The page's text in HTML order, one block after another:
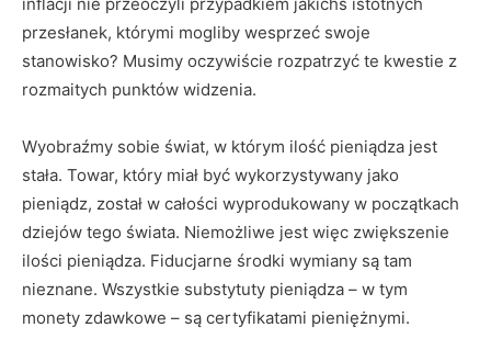
przesłanek, którymi mogliby wesprzeć swoje
stanowisko? Musimy oczywiście rozpatrzyć te kwestie z
rozmaitych punktów widzenia.
Wyobraźmy sobie świat, w którym ilość pieniądza jest
stała. Towar, który miał być wykorzystywany jako
pieniądz, został w całości wyprodukowany w początkach
dziejów tego świata. Niemożliwe jest więc zwiększenie
ilości pieniądza. Fiducjarne środki wymiany są tam
nieznane. Wszystkie substytuty pieniądza – w tym
monety zdawkowe – są certyfikatami pieniężnymi.